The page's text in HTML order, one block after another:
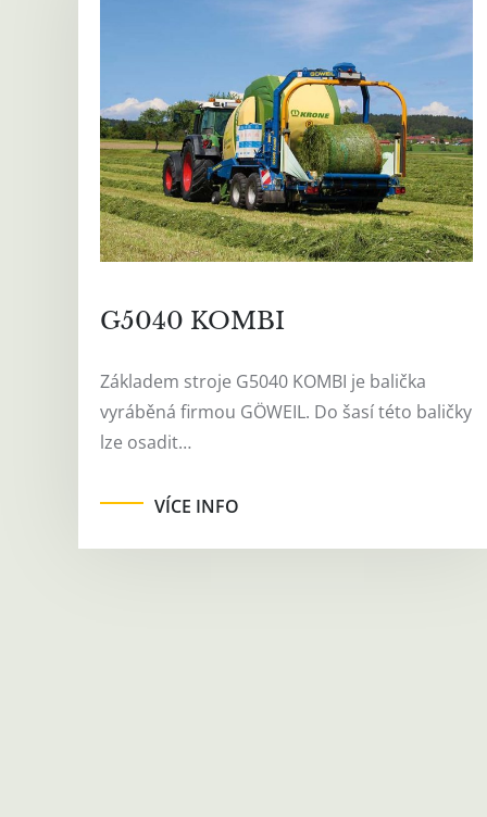
G5040 KOMBI
Základem stroje G5040 KOMBI je balička
vyráběná firmou GÖWEIL. Do šasí této baličky
lze osadit…
VÍCE INFO